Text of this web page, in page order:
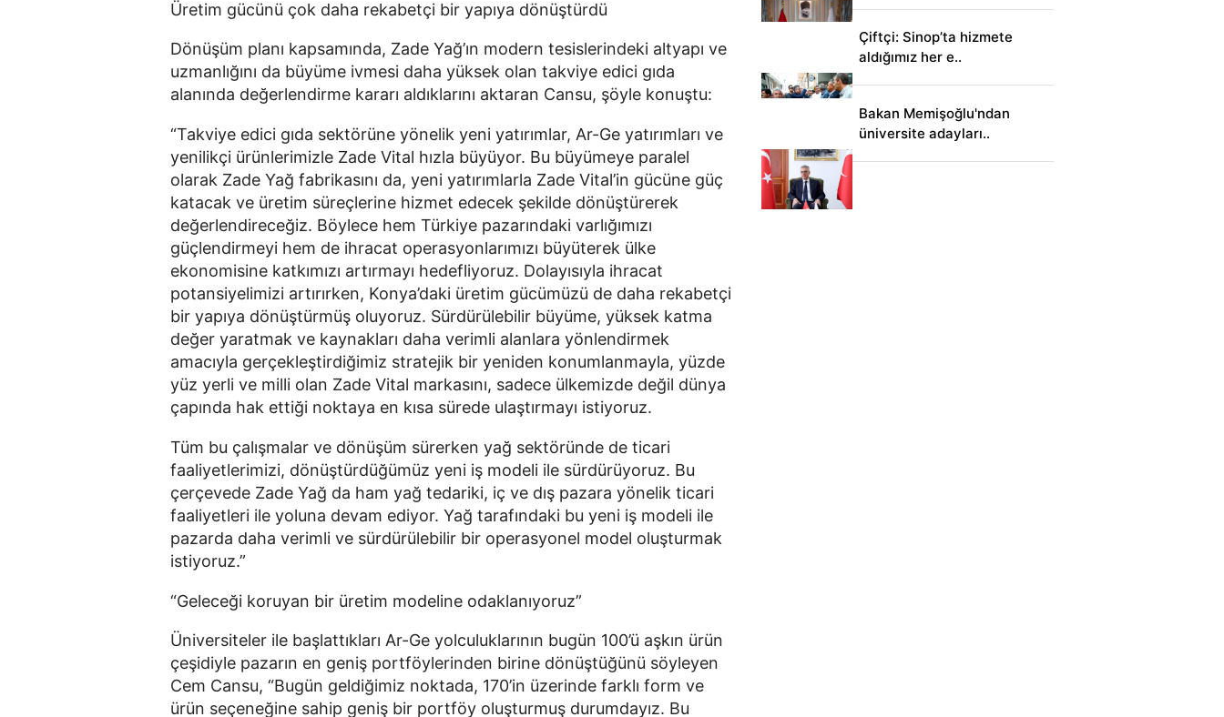
Üretim gücünü çok daha rekabetçi bir yapıya dönüştürdü
Dönüşüm planı kapsamında, Zade Yağ’ın modern tesislerindeki altyapı ve
uzmanlığını da büyüme ivmesi daha yüksek olan takviye edici gıda
alanında değerlendirme kararı aldıklarını aktaran Cansu, şöyle konuştu:
“Takviye edici gıda sektörüne yönelik yeni yatırımlar, Ar-Ge yatırımları ve
yenilikçi ürünlerimizle Zade Vital hızla büyüyor. Bu büyümeye paralel
olarak Zade Yağ fabrikasını da, yeni yatırımlarla Zade Vital’in gücüne güç
katacak ve üretim süreçlerine hizmet edecek şekilde dönüştürerek
değerlendireceğiz. Böylece hem Türkiye pazarındaki varlığımızı
güçlendirmeyi hem de ihracat operasyonlarımızı büyüterek ülke
ekonomisine katkımızı artırmayı hedefliyoruz. Dolayısıyla ihracat
potansiyelimizi artırırken, Konya’daki üretim gücümüzü de daha rekabetçi
bir yapıya dönüştürmüş oluyoruz. Sürdürülebilir büyüme, yüksek katma
değer yaratmak ve kaynakları daha verimli alanlara yönlendirmek
amacıyla gerçekleştirdiğimiz stratejik bir yeniden konumlanmayla, yüzde
yüz yerli ve milli olan Zade Vital markasını, sadece ülkemizde değil dünya
çapında hak ettiği noktaya en kısa sürede ulaştırmayı istiyoruz.
Tüm bu çalışmalar ve dönüşüm sürerken yağ sektöründe de ticari
faaliyetlerimizi, dönüştürdüğümüz yeni iş modeli ile sürdürüyoruz. Bu
çerçevede Zade Yağ da ham yağ tedariki, iç ve dış pazara yönelik ticari
faaliyetleri ile yoluna devam ediyor. Yağ tarafındaki bu yeni iş modeli ile
pazarda daha verimli ve sürdürülebilir bir operasyonel model oluşturmak
istiyoruz.”
“Geleceği koruyan bir üretim modeline odaklanıyoruz”
Üniversiteler ile başlattıkları Ar-Ge yolculuklarının bugün 100’ü aşkın ürün
çeşidiyle pazarın en geniş portföylerinden birine dönüştüğünü söyleyen
Cem Cansu, “Bugün geldiğimiz noktada, 170’in üzerinde farklı form ve
ürün seçeneğine sahip geniş bir portföy oluşturmuş durumdayız. Bu
Çiftçi: Sinop’ta hizmete
aldığımız her e..
Bakan Memişoğlu'ndan
üniversite adayları..